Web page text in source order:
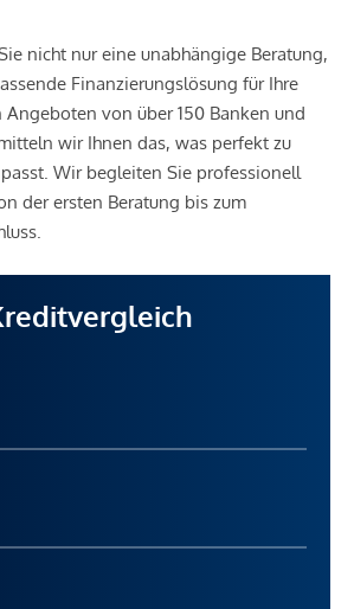
nicht nur eine unabhängige Beratung,
Finanzierungslösung für Ihre
von über 150 Banken und
wir Ihnen das, was perfekt zu
Wir begleiten Sie professionell
der ersten Beratung bis zum